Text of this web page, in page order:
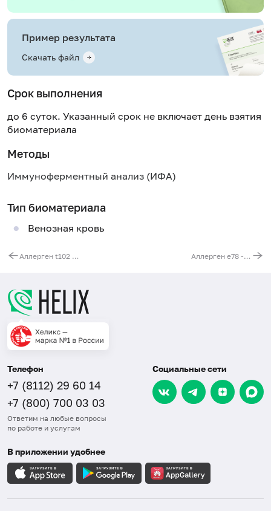
Пример результата
Скачать файл
Срок выполнения
до 6 суток. Указанный срок не включает день взятия
биоматериала
Методы
Иммуноферментный анализ (ИФА)
Тип биоматериала
Венозная кровь
Аллерген t102 - ива белая, IgE, ИФА Аллерген e78 - перо волнистого попугая, IgE, ИФА
Телефон
+7 (8112) 29 60 14
+7 (800) 700 03 03
Ответим на любые вопросы
по работе и услугам
Социальные сети
В приложении удобнее